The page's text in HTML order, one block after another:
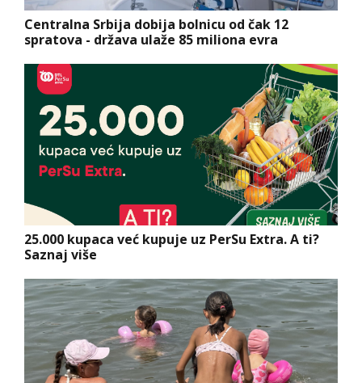
Centralna Srbija dobija bolnicu od čak 12
spratova - država ulaže 85 miliona evra
25.000 kupaca već kupuje uz PerSu Extra. A ti?
Saznaj više